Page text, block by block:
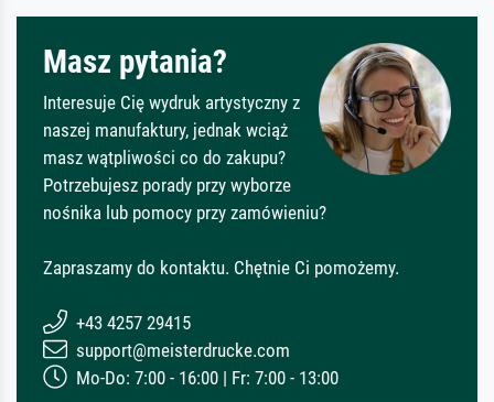
Masz pytania?
Interesuje Cię wydruk artystyczny z
naszej manufaktury, jednak wciąż
masz wątpliwości co do zakupu?
Potrzebujesz porady przy wyborze
nośnika lub pomocy przy zamówieniu?
Zapraszamy do kontaktu. Chętnie Ci pomożemy.
+43 4257 29415
support@meisterdrucke.com
Mo-Do: 7:00 - 16:00 | Fr: 7:00 - 13:00